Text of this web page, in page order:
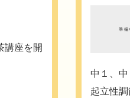
講座を開
中１、
起立性